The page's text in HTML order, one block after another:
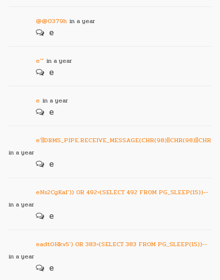
@@0379h in a year
e
e'" in a year
e
e in a year
e
in a year
e
eNs2CgKa1')) OR 492=(SELECT 492 FROM PG_SLEEP(15))--
in a year
e
eadt0Hkv5') OR 383=(SELECT 383 FROM PG_SLEEP(15))--
in a year
e